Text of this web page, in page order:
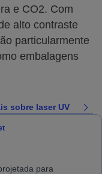
e CO2. Com
alto contraste
particularmente
embalagens
sobre laser UV
para